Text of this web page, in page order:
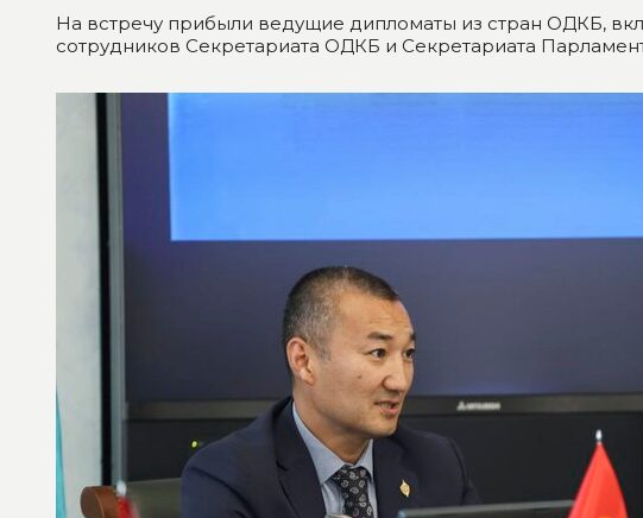
На встречу прибыли ведущие дипломаты из стран ОДКБ,
сотрудников Секретариата ОДКБ и Секретариата